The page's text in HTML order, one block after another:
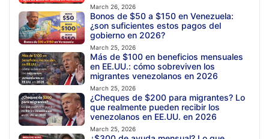
March 26, 2026
Bonos de $50 a $150 en Venezuela:
¿son suficientes estos pagos del
gobierno en 2026?
March 25, 2026
Más de $100 en beneficios mensuales
en EE.UU.: cómo sobreviven los
migrantes venezolanos en 2026
March 25, 2026
¿Cheques de $200 para migrantes? Lo
que realmente pueden recibir los
venezolanos en EE.UU. en 2026
March 25, 2026